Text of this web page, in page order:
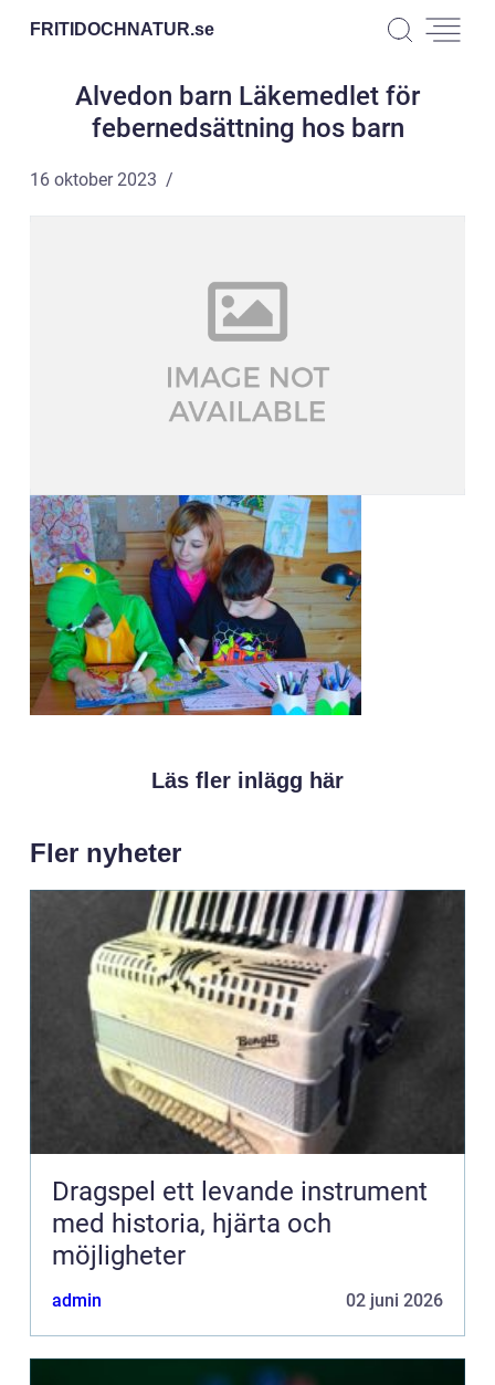
FRITIDOCHNATUR.se
Alvedon barn Läkemedlet för
febernedsättning hos barn
16 oktober 2023
Läs fler inlägg här
Fler nyheter
Dragspel ett levande instrument
med historia, hjärta och
möjligheter
admin 02 juni 2026